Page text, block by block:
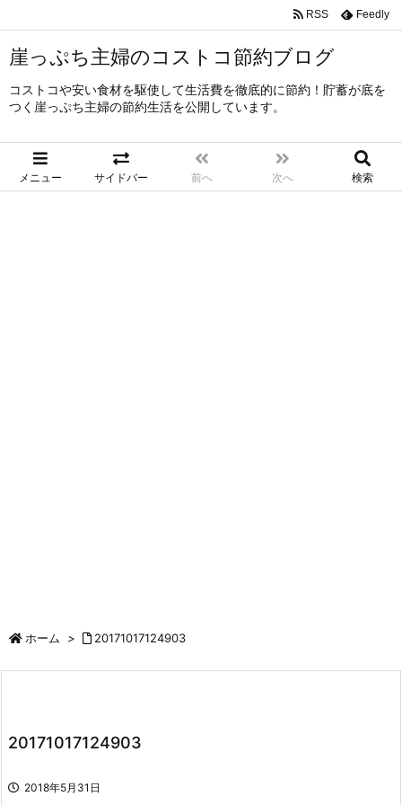
崖っぷち主婦のコストコ節約ブログ
コストコや安い食材を駆使して生活費を徹底的に節約！貯蓄が底を
つく崖っぷち主婦の節約生活を公開しています。
メニュー サイドバー 前へ 次へ 検索
RSS Feedly
ホーム > 20171017124903
20171017124903
2018年5月31日